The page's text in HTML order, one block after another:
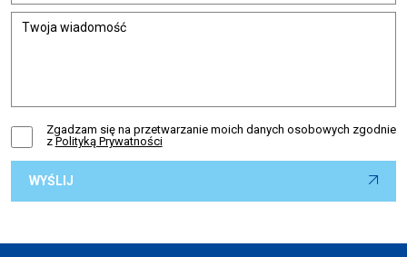
Zgadzam się na przetwarzanie moich danych osobowych zgodnie
z Polityką Prywatności